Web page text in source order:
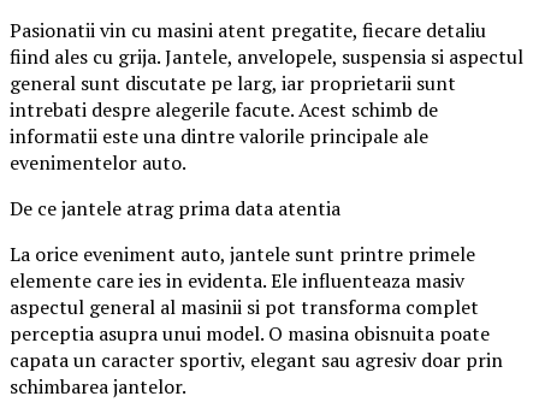
Pasionatii vin cu masini atent pregatite, fiecare detaliu
fiind ales cu grija. Jantele, anvelopele, suspensia si aspectul
general sunt discutate pe larg, iar proprietarii sunt
intrebati despre alegerile facute. Acest schimb de
informatii este una dintre valorile principale ale
evenimentelor auto.
De ce jantele atrag prima data atentia
La orice eveniment auto, jantele sunt printre primele
elemente care ies in evidenta. Ele influenteaza masiv
aspectul general al masinii si pot transforma complet
perceptia asupra unui model. O masina obisnuita poate
capata un caracter sportiv, elegant sau agresiv doar prin
schimbarea jantelor.